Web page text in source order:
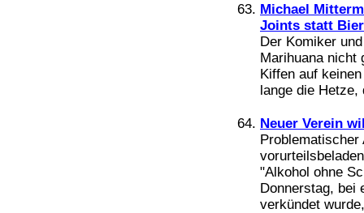
Michael
Joints statt Bier
Der Komiker
Marihuana nicht
Kiffen auf
lange die Hetze,
Neuer Verein
"Alkohol ohne
Donnerstag, bei
verkündet